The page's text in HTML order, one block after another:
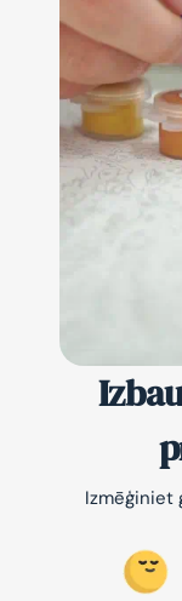
Izmēģiniet